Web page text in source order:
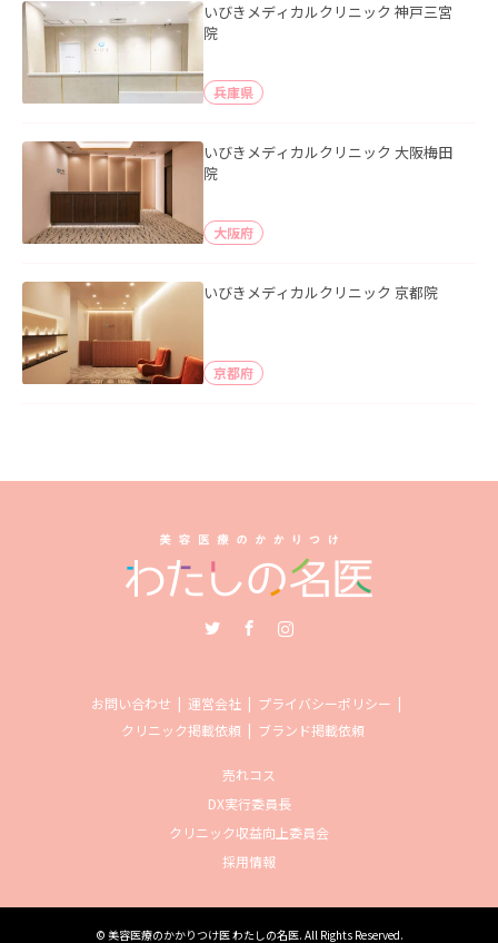
いびきメディカルクリニック 神戸三宮
院
兵庫県
いびきメディカルクリニック 大阪梅田
院
大阪府
いびきメディカルクリニック 京都院
京都府
お問い合わせ 運営会社
プライバシーポリシー
クリニック掲載依頼
ブランド掲載依頼
売れコス
DX実行委員長
クリニック収益向上委員会
採用情報
© 美容医療のかかりつけ医 わたしの名医. All Rights Reserved.